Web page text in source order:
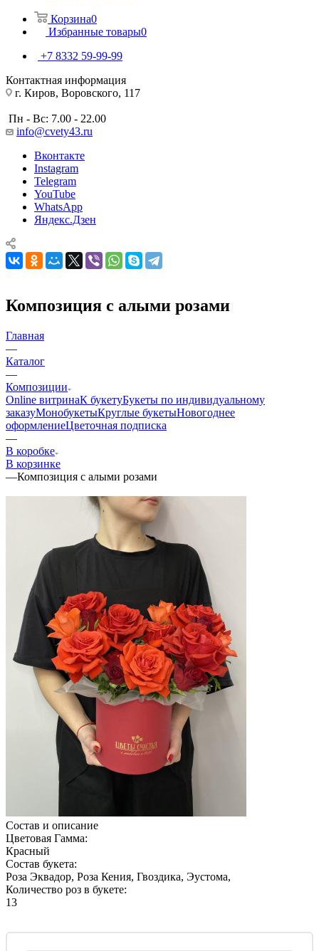
Корзина0
Избранные товары0
+7 8332 59-99-99
Контактная информация
г. Киров, Воровского, 117
Пн - Вс: 7.00 - 22.00
info@cvety43.ru
Вконтакте
Instagram
Telegram
YouTube
WhatsApp
Яндекс.Дзен
Композиция с алыми розами
Главная
—
Каталог
—
Композиции
Online витринаК букетуБукеты по индивидуальному
заказуМонобукетыКруглые букетыНовогоднее
оформлениеЦветочная подписка
—
В коробке
В корзинке
—Композиция с алыми розами
Состав и описание
Цветовая Гамма:
Красный
Состав букета:
Роза Эквадор, Роза Кения, Гвоздика, Эустома,
Количество роз в букете:
13